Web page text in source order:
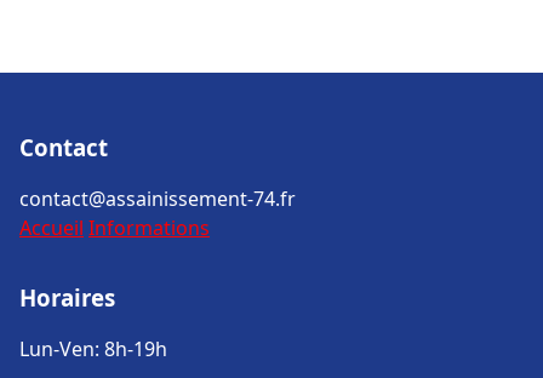
Contact
contact@assainissement-74.fr
Accueil Informations
Horaires
Lun-Ven: 8h-19h